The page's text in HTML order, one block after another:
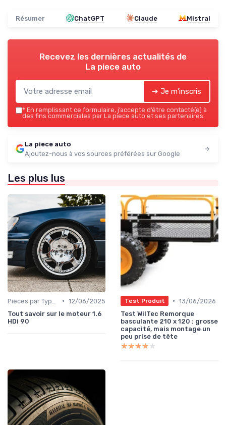
Résumer ChatGPT Claude Mistral
Recevez les dernières actualités de
La piece auto
➔ Je m'inscris
* En remplissant ce formulaire, j’accepte d’être contacté(e) à
des fins commerciales par La piece auto et ses partenaires.
La piece auto
Ajoutez-nous à vos sources préférées sur Google
Les plus lus
• 12/06/2025
Tout savoir sur le moteur 1.6
HDi 90
Test Produit • 13/06/2026
Test WilTec Remorque
basculante 210 x 120 : grosse
capacité, mais montage un
peu prise de tête
★★★★★
★★★★★